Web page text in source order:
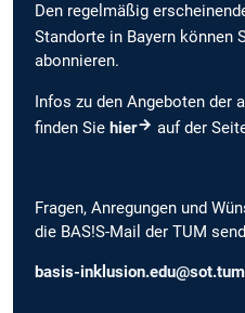
Den regelmäßig
Standorte in Bayern können
abonnieren.
Infos zu den Angeboten der
finden Sie hier auf der
Fragen, Anregungen und
die BAS!S-Mail der TUM
basis-